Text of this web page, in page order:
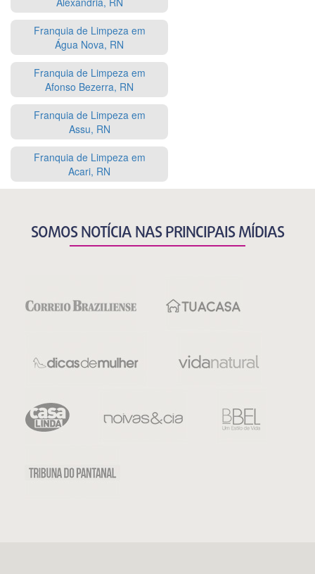
Franquia de Limpeza em
Água Nova, RN
Franquia de Limpeza em
Afonso Bezerra, RN
Franquia de Limpeza em
Assu, RN
Franquia de Limpeza em
Acari, RN
SOMOS NOTÍCIA NAS PRINCIPAIS MÍDIAS